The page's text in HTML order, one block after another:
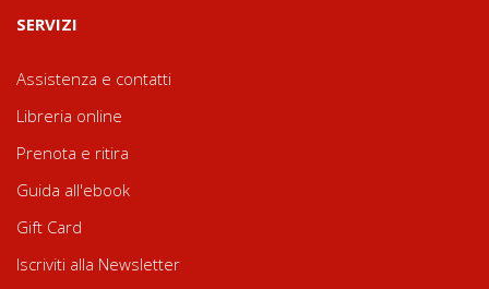
SERVIZI
Assistenza e contatti
Libreria online
Prenota e ritira
Guida all'ebook
Gift Card
Iscriviti alla Newsletter